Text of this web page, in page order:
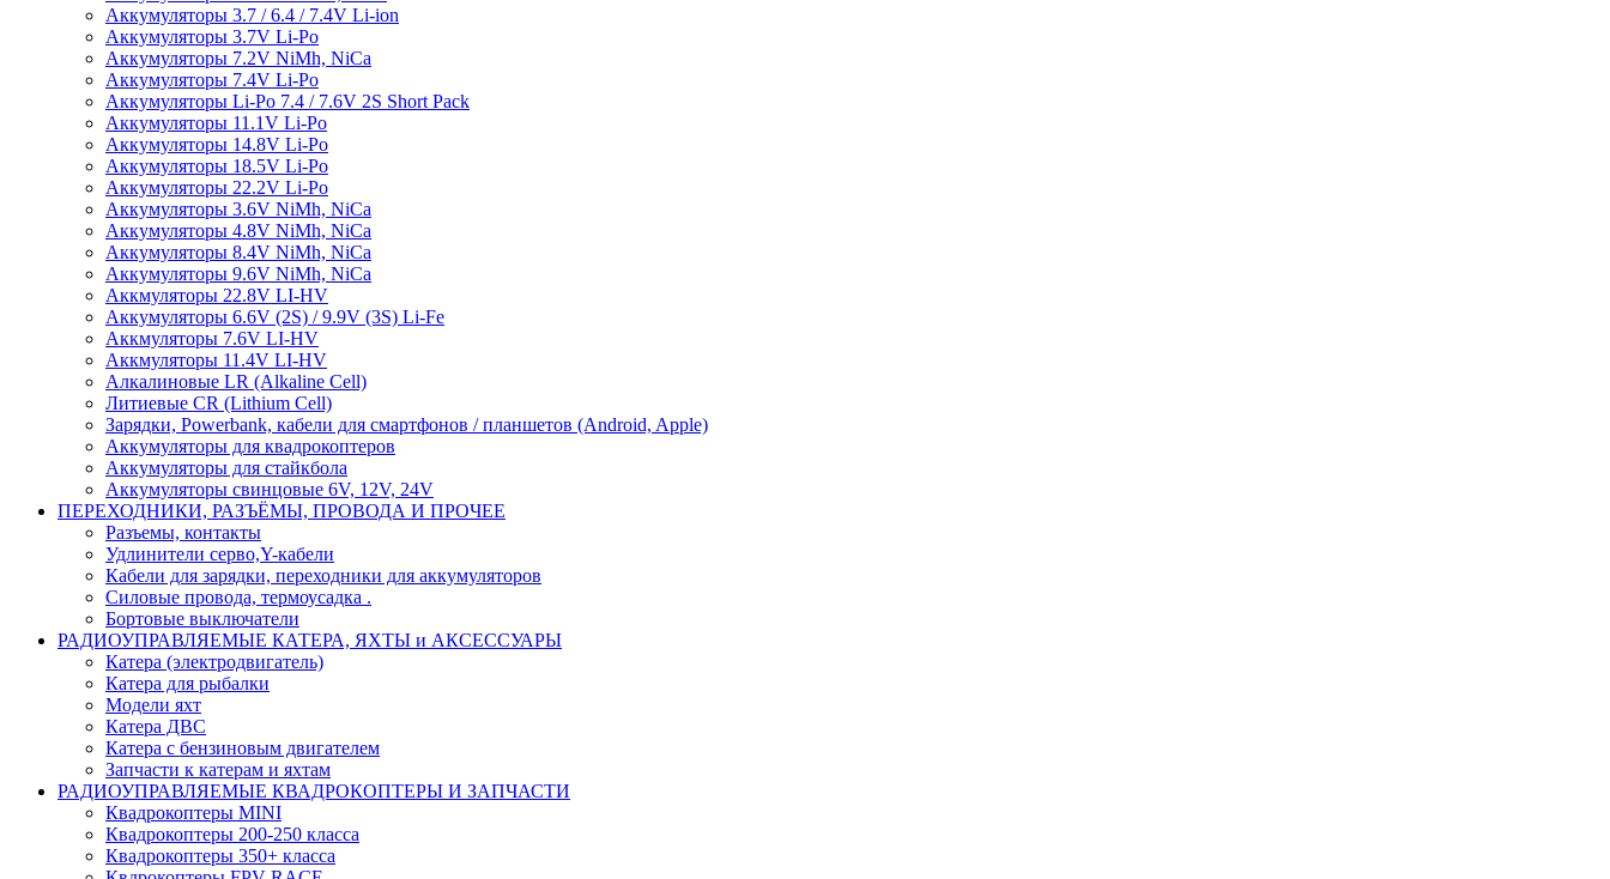
Аккумуляторы 3.7 / 6.4 / 7.4V Li-ion
Аккумуляторы 3.7V Li-Po
Аккумуляторы 7.2V NiMh, NiCa
Аккумуляторы 7.4V Li-Po
Аккумуляторы Li-Po 7.4 / 7.6V 2S Short Pack
Аккумуляторы 11.1V Li-Po
Аккумуляторы 14.8V Li-Po
Аккумуляторы 18.5V Li-Po
Аккумуляторы 22.2V Li-Po
Аккумуляторы 3.6V NiMh, NiCa
Аккумуляторы 4.8V NiMh, NiCa
Аккумуляторы 8.4V NiMh, NiCa
Аккумуляторы 9.6V NiMh, NiCa
Аккмуляторы 22.8V LI-HV
Аккумуляторы 6.6V (2S) / 9.9V (3S) Li-Fe
Аккмуляторы 7.6V LI-HV
Аккмуляторы 11.4V LI-HV
Алкалиновые LR (Alkaline Cell)
Литиевые CR (Lithium Сell)
Зарядки, Powerbank, кабели для смартфонов / планшетов (Android, Apple)
Аккумуляторы для квадрокоптеров
Аккумуляторы для стайкбола
Аккумуляторы свинцовые 6V, 12V, 24V
ПЕРЕХОДНИКИ, РАЗЪЁМЫ, ПРОВОДА И ПРОЧЕЕ
Разъемы, контакты
Удлинители серво,Y-кабели
Кабели для зарядки, переходники для аккумуляторов
Силовые провода, термоусадка .
Бортовые выключатели
РАДИОУПРАВЛЯЕМЫЕ КАТЕРА, ЯХТЫ и АКСЕССУАРЫ
Катера (электродвигатель)
Катера для рыбалки
Модели яхт
Катера ДВС
Катера с бензиновым двигателем
Запчасти к катерам и яхтам
РАДИОУПРАВЛЯЕМЫЕ КВАДРОКОПТЕРЫ И ЗАПЧАСТИ
Квадрокоптеры MINI
Квадрокоптеры 200-250 класса
Квадрокоптеры 350+ класса